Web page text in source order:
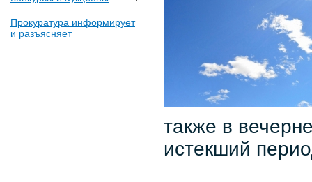
Прокуратура информирует
и разъясняет
также в
истекший